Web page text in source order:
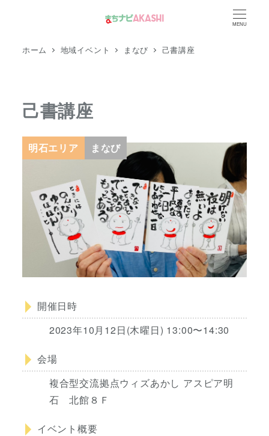
MENU
ホーム 地域イベント まなび 己書講座
己書講座
明石エリア まなび
開催日時
2023年10月12日(木曜日) 13:00〜14:30
会場
複合型交流拠点ウィズあかし アスピア明
石 北館８Ｆ
イベント概要